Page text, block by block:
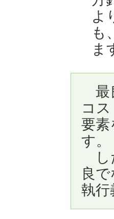
よ
も
ま
最
コ
要素
す。
し
良
執行